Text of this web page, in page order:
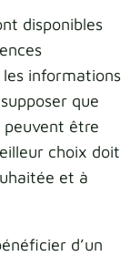
disponibles
informations
que
peuvent être
choix doit
et à
d’un